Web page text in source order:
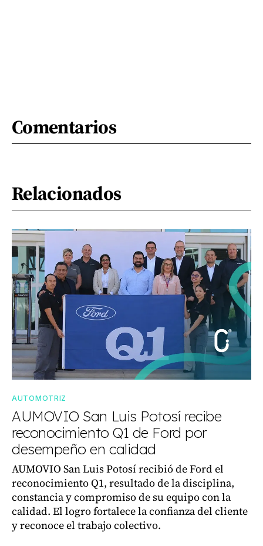
Comentarios
Relacionados
AUTOMOTRIZ
AUMOVIO San Luis Potosí recibe
reconocimiento Q1 de Ford por
desempeño en calidad
AUMOVIO San Luis Potosí recibió de Ford el
reconocimiento Q1, resultado de la disciplina,
constancia y compromiso de su equipo con la
calidad. El logro fortalece la confianza del cliente
y reconoce el trabajo colectivo.